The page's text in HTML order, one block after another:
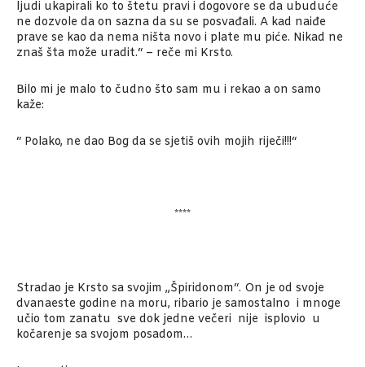
ljudi ukapirali ko to štetu pravi i dogovore se da ubuduće
ne dozvole da on sazna da su se posvađali. A kad naiđe
prave se kao da nema ništa novo i plate mu piće. Nikad ne
znaš šta može uradit.“ – reče mi Krsto.
Bilo mi je malo to čudno što sam mu i rekao a on samo
kaže:
“ Polako, ne dao Bog da se sjetiš ovih mojih riječi!!!“
****
Stradao je Krsto sa svojim „Špiridonom“. On je od svoje
dvanaeste godine na moru, ribario je samostalno i mnoge
učio tom zanatu sve dok jedne večeri nije isplovio u
kočarenje sa svojom posadom…